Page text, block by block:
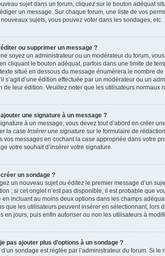
sujet dans un forum, cliquez sur le bouton adéquat
un message. Sur chaque forum, une liste de vos
sujets, vous pouvez voter dans les sondages, etc.
ou supprimer un message ?
soyez un administrateur ou un modérateur du forum,
cliquant le bouton adéquat, parfois dans une limite de
situé en dessous du message énumèrera le nombre
s’agit d’une édition effectuée par un modérateur ou un
de leur édition. Veuillez noter que les utilisateurs
une signature à un message ?
à un message, vous devez tout d’abord en créer
la case Insérer une signature sur le formulaire de
vos messages en cochant la case appropriée dans votre
votre souhait d’insérer votre signature.
un sondage ?
un nouveau sujet ou éditez le premier message d’un
; si cet onglet n’est pas disponible, il est probable que
en incluant au moins deux options dans les champs
que les utilisateurs peuvent insérer en sélectionnant,
en jours, puis enfin autoriser ou non les utilisateurs à
pas ajouter plus d’options à un sondage ?
d’un sondage est réglée par l’administrateur du forum. Si